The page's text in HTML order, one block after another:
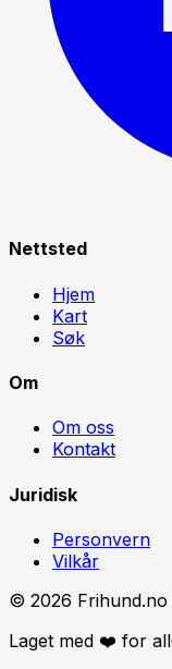
Nettsted
Hjem
Kart
Søk
Om
Om oss
Kontakt
Juridisk
Personvern
Vilkår
© 2026
Laget med ❤️ for